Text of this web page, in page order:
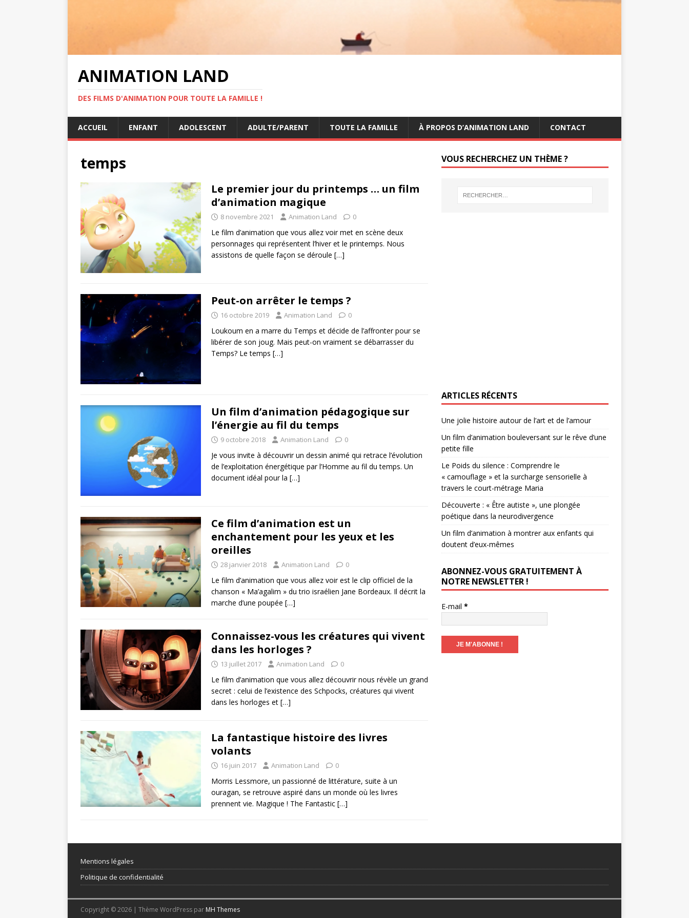
ANIMATION LAND
DES FILMS D'ANIMATION POUR TOUTE LA FAMILLE !
ACCUEIL ENFANT ADOLESCENT ADULTE/PARENT TOUTE LA FAMILLE À PROPOS D’ANIMATION LAND CONTACT
temps
Le premier jour du printemps … un film
d’animation magique
8 novembre 2021 Animation Land 0
Le film d’animation que vous allez voir met en scène deux
personnages qui représentent l’hiver et le printemps. Nous
assistons de quelle façon se déroule […]
Peut-on arrêter le temps ?
16 octobre 2019 Animation Land 0
Loukoum en a marre du Temps et décide de l’affronter pour se
libérer de son joug. Mais peut-on vraiment se débarrasser du
Temps? Le temps […]
Un film d’animation pédagogique sur
l’énergie au fil du temps
9 octobre 2018 Animation Land 0
Je vous invite à découvrir un dessin animé qui retrace l’évolution
de l’exploitation énergétique par l’Homme au fil du temps. Un
document idéal pour la […]
Ce film d’animation est un
enchantement pour les yeux et les
oreilles
28 janvier 2018 Animation Land 0
Le film d’animation que vous allez voir est le clip officiel de la
chanson « Ma’agalim » du trio israélien Jane Bordeaux. Il décrit la
marche d’une poupée […]
Connaissez-vous les créatures qui vivent
dans les horloges ?
13 juillet 2017 Animation Land 0
Le film d’animation que vous allez découvrir nous révèle un grand
secret : celui de l’existence des Schpocks, créatures qui vivent
dans les horloges et […]
La fantastique histoire des livres
volants
16 juin 2017 Animation Land 0
Morris Lessmore, un passionné de littérature, suite à un
ouragan, se retrouve aspiré dans un monde où les livres
prennent vie. Magique ! The Fantastic […]
VOUS RECHERCHEZ UN THÈME ?
ARTICLES RÉCENTS
Une jolie histoire autour de l’art et de l’amour
Un film d’animation bouleversant sur le rêve d’une
petite fille
Le Poids du silence : Comprendre le
« camouflage » et la surcharge sensorielle à
travers le court-métrage Maria
Découverte : « Être autiste », une plongée
poétique dans la neurodivergence
Un film d’animation à montrer aux enfants qui
doutent d’eux-mêmes
ABONNEZ-VOUS GRATUITEMENT À
NOTRE NEWSLETTER !
E-mail *
Mentions légales
Politique de confidentialité
Copyright © 2026 | Thème WordPress par MH Themes